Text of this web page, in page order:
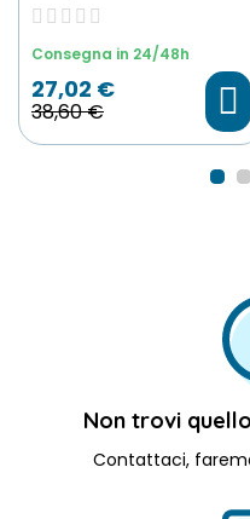
Consegna in 24/48h
38,60 €
27,02 €
Non trovi
Contattaci,